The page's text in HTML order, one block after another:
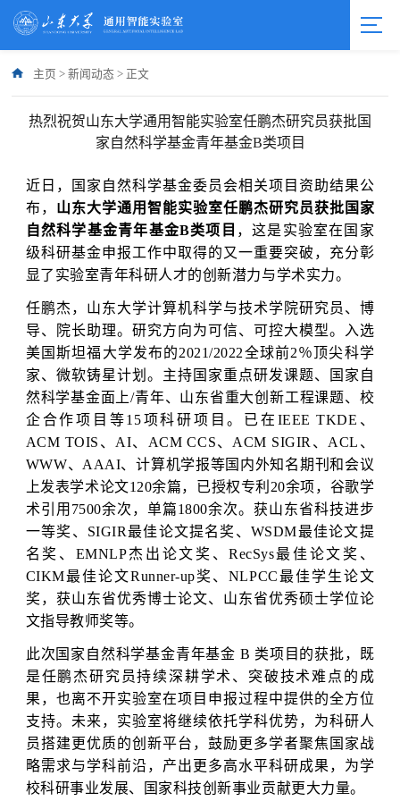
主页 > 新闻动态 > 正文
热烈祝贺山东大学通用智能实验室任鹏杰研究员获批国
家自然科学基金青年基金B类项目
近日，国家自然科学基金委员会相关项目资助结果公
布， 山东大学通用智能实验室任鹏杰研究员获批国家
自然科学基金青年基金B类项目 ，这是实验室在国家
级科研基金申报工作中取得的又一重要突破，充分彰
显了实验室青年科研人才的创新潜力与学术实力。
任鹏杰，山东大学计算机科学与技术学院研究员、博
导、院长助理。研究方向为可信、可控大模型。入选
美国斯坦福大学发布的2021/2022全球前2％顶尖科学
家、微软铸星计划。主持国家重点研发课题、国家自
然科学基金面上/青年、山东省重大创新工程课题、校
企合作项目等15项科研项目。已在IEEE TKDE、
ACM TOIS、AI、ACM CCS、ACM SIGIR、ACL、
WWW、AAAI、计算机学报等国内外知名期刊和会议
上发表学术论文120余篇，已授权专利20余项，谷歌学
术引用7500余次，单篇1800余次。获山东省科技进步
一等奖、SIGIR最佳论文提名奖、WSDM最佳论文提
名奖、EMNLP杰出论文奖、RecSys最佳论文奖、
CIKM最佳论文Runner-up奖、NLPCC最佳学生论文
奖，获山东省优秀博士论文、山东省优秀硕士学位论
文指导教师奖等。
此次国家自然科学基金青年基金 B 类项目的获批，既
是任鹏杰研究员持续深耕学术、突破技术难点的成
果，也离不开实验室在项目申报过程中提供的全方位
支持。未来，实验室将继续依托学科优势，为科研人
员搭建更优质的创新平台，鼓励更多学者聚焦国家战
略需求与学科前沿，产出更多高水平科研成果，为学
校科研事业发展、国家科技创新事业贡献更大力量。